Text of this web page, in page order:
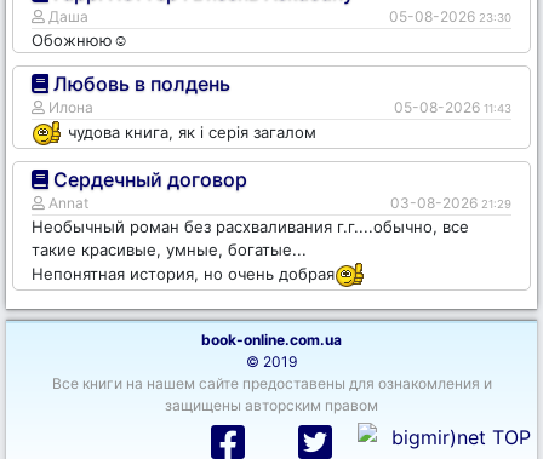
Даша 05-08-2026 23:30
Обожнюю☺️
Любовь в полдень
Илона 05-08-2026 11:43
чудова книга, як і серія загалом
Сердечный договор
Annat 03-08-2026 21:29
Необычный роман без расхваливания г.г....обычно, все
такие красивые, умные, богатые...
Непонятная история, но очень добрая
book-online.com.ua
© 2019
Все книги на нашем сайте предоставены для ознакомления и
защищены авторским правом